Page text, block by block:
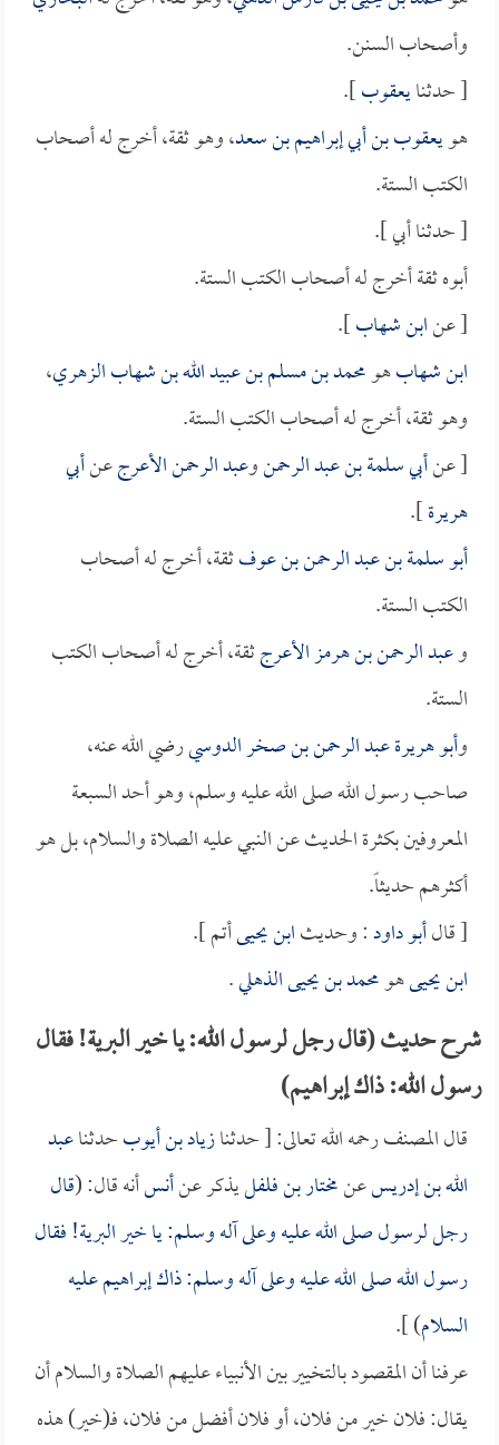
وأصحاب السنن.
[ حدثنايعقوب].
هويعقوب بن أبي إبراهيم بن سعد، وهو ثقة، أخرج له أصحاب
الكتب الستة.
[ حدثنا أبي ].
أبوه ثقة أخرج له أصحاب الكتب الستة.
[ عنابن شهاب].
ابن شهابهومحمد بن مسلم بن عبيد الله بن شهاب الزهري،
وهو ثقة، أخرج له أصحاب الكتب الستة.
[ عنأبي سلمة بن عبد الرحمنوعبد الرحمن الأعرجعنأبي
هريرة].
أبو سلمة بن عبد الرحمن بن عوفثقة، أخرج له أصحاب
الكتب الستة.
وعبد الرحمن بن هرمز الأعرجثقة، أخرج له أصحاب الكتب
الستة.
وأبو هريرة عبد الرحمن بن صخر الدوسيرضي الله عنه،
صاحب رسول الله صلى الله عليه وسلم، وهو أحد السبعة
المعروفين بكثرة الحديث عن النبي عليه الصلاة والسلام، بل هو
أكثرهم حديثاً.
[ قالأبو داود: وحديثابن يحيىأتم ].
ابن يحيىهومحمد بن يحيى الذهلي.
شرح حديث (قال رجل لرسول الله: يا خير البرية! فقال
رسول الله: ذاك إبراهيم)
قال المصنف رحمه الله تعالى: [ حدثنازياد بن أيوبحدثناعبد
الله بن إدريسعنمختار بن فلفليذكر عنأنسأنه قال: (قال
رجل لرسول صلى الله عليه وعلى آله وسلم: يا خير البرية! فقال
رسول الله صلى الله عليه وعلى آله وسلم: ذاك إبراهيم عليه
السلام) ].
عرفنا أن المقصود بالتخيير بين الأنبياء عليهم الصلاة والسلام أن
يقال: فلان خير من فلان، أو فلان أفضل من فلان، فـ(خير) هذه